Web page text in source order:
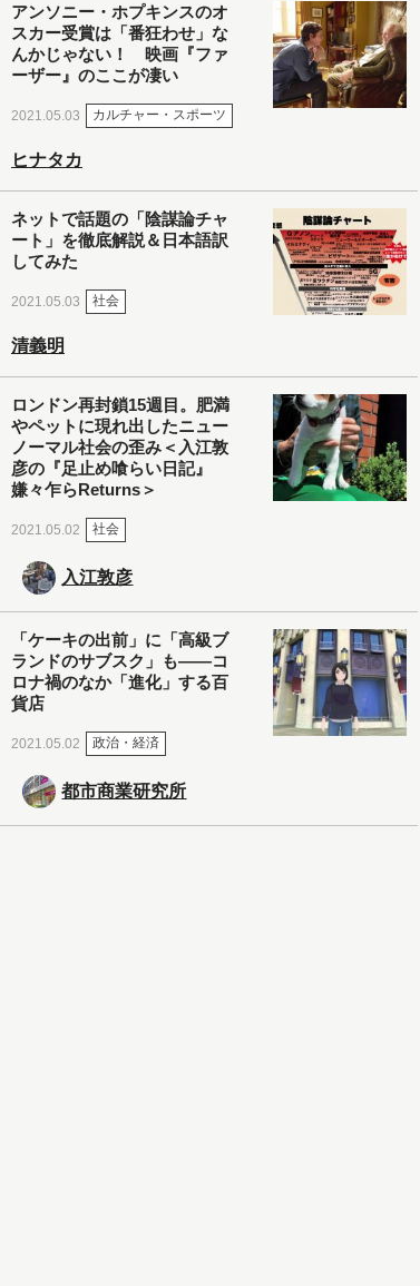
アンソニー・ホプキンスのオ
スカー受賞は「番狂わせ」な
んかじゃない！ 映画『ファ
ーザー』のここが凄い
2021.05.03 カルチャー・スポーツ
ヒナタカ
ネットで話題の「陰謀論チャ
ート」を徹底解説＆日本語訳
してみた
2021.05.03 社会
清義明
ロンドン再封鎖15週目。肥満
やペットに現れ出したニュー
ノーマル社会の歪み＜入江敦
彦の『足止め喰らい日記』
嫌々乍らReturns＞
2021.05.02 社会
入江敦彦
「ケーキの出前」に「高級ブ
ランドのサブスク」も――コ
ロナ禍のなか「進化」する百
貨店
2021.05.02 政治・経済
都市商業研究所